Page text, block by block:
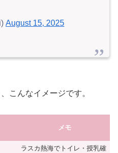
August 15, 2025
こんなイメージです。
メモ
ラスカ熱海でトイレ・授乳確